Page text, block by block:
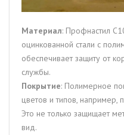
Материал: Профнастил
оцинкованной стали с
обеспечивает защиту от
службы.
Покрытие: Полимерное
цветов и типов, например,
Это не только защищает
вид.